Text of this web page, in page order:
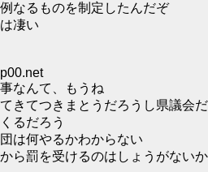
なるものを制定したんだぞ
凄い
なんて、もうね
きてつきまとうだろうし県議会だ
るだろう
は何やるかわからない
ら罰を受けるのはしょうがないか